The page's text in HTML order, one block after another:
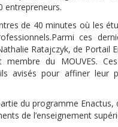
entrepreneurs.
de 40 minutes où les
ces
Ratajczyk, de Portail
membre du MOUVES.
avisés pour affiner leur
du programme Enactus,
de l’enseignement